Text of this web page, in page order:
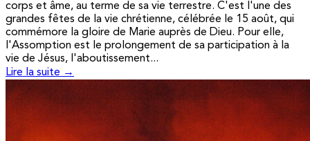
corps et âme, au terme de sa vie terrestre. C'est l'une des
grandes fêtes de la vie chrétienne, célébrée le 15 août, qui
commémore la gloire de Marie auprès de Dieu. Pour elle,
l'Assomption est le prolongement de sa participation à la
vie de Jésus, l'aboutissement...
Lire la suite →